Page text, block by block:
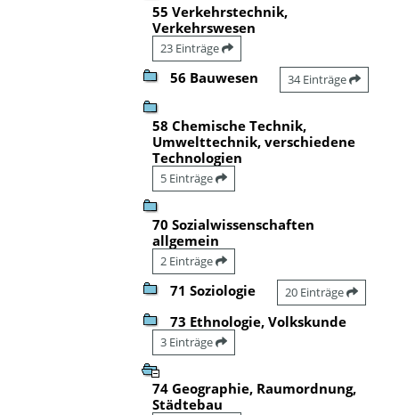
55 Verkehrstechnik,
Verkehrswesen
23 Einträge
56 Bauwesen 34 Einträge
58 Chemische Technik,
Umwelttechnik, verschiedene
Technologien
5 Einträge
70 Sozialwissenschaften
allgemein
2 Einträge
71 Soziologie 20 Einträge
73 Ethnologie, Volkskunde
3 Einträge
74 Geographie, Raumordnung,
Städtebau